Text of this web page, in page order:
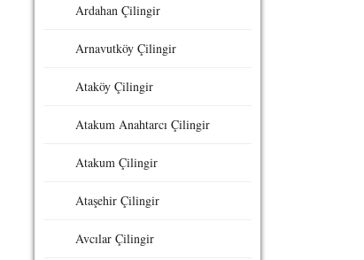
Ardahan Çilingir
Arnavutköy Çilingir
Ataköy Çilingir
Atakum Anahtarcı Çilingir
Atakum Çilingir
Ataşehir Çilingir
Avcılar Çilingir